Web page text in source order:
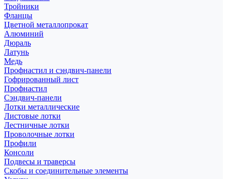
Тройники
Фланцы
Цветной металлопрокат
Алюминий
Дюраль
Латунь
Медь
Профнастил и сэндвич-панели
Гофрированный лист
Профнастил
Сэндвич-панели
Лотки металлические
Листовые лотки
Лестничные лотки
Проволочные лотки
Профили
Консоли
Подвесы и траверсы
Скобы и соединительные элементы